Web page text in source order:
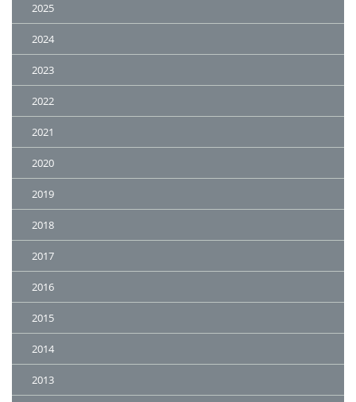
2025
2024
2023
2022
2021
2020
2019
2018
2017
2016
2015
2014
2013